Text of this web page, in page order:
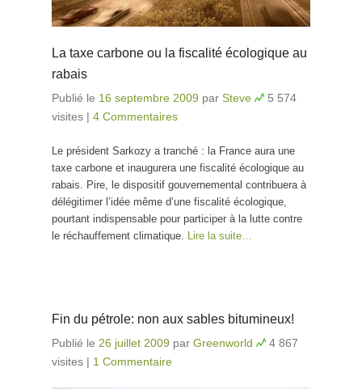
La taxe carbone ou la fiscalité écologique au
rabais
Publié le 16 septembre 2009 par Steve
5 574
visites | 4 Commentaires
Le président Sarkozy a tranché : la France aura une
taxe carbone et inaugurera une fiscalité écologique au
rabais. Pire, le dispositif gouvernemental contribuera à
délégitimer l’idée même d’une fiscalité écologique,
pourtant indispensable pour participer à la lutte contre
le réchauffement climatique.
Lire la suite…
Fin du pétrole: non aux sables bitumineux!
Publié le 26 juillet 2009 par Greenworld
4 867
visites | 1 Commentaire